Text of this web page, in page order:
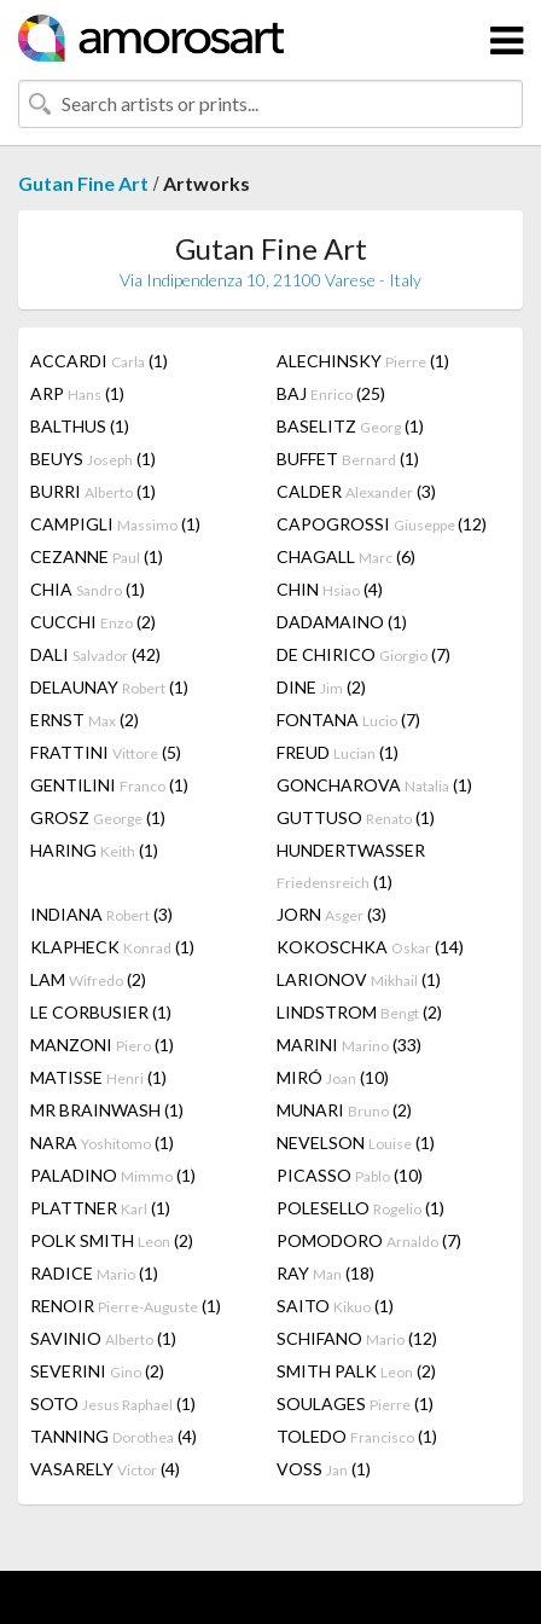
Gutan Fine Art /Artworks
Gutan Fine Art
Via Indipendenza 10, 21100 Varese - Italy
ACCARDI Carla (1) ALECHINSKY Pierre (1)
ARP Hans (1) BAJ Enrico (25)
BALTHUS (1) BASELITZ Georg (1)
BEUYS Joseph (1) BUFFET Bernard (1)
BURRI Alberto (1) CALDER Alexander (3)
CAMPIGLI Massimo (1) CAPOGROSSI Giuseppe(12)
CEZANNE Paul (1) CHAGALL Marc (6)
CHIA Sandro (1) CHIN Hsiao (4)
CUCCHI Enzo (2) DADAMAINO (1)
DALI Salvador (42) DE CHIRICO Giorgio (7)
DELAUNAY Robert (1) DINE Jim (2)
ERNST Max (2) FONTANA Lucio (7)
FRATTINI Vittore (5) FREUD Lucian (1)
GENTILINI Franco (1) GONCHAROVA Natalia (1)
GROSZ George (1) GUTTUSO Renato (1)
HARING Keith (1) HUNDERTWASSER
Friedensreich (1)
INDIANA Robert (3) JORN Asger (3)
KLAPHECK Konrad (1) KOKOSCHKA Oskar (14)
LAM Wifredo (2) LARIONOV Mikhail (1)
LE CORBUSIER (1) LINDSTROM Bengt (2)
MANZONI Piero (1) MARINI Marino (33)
MATISSE Henri (1) MIRÓ Joan (10)
MR BRAINWASH (1) MUNARI Bruno (2)
NARA Yoshitomo (1) NEVELSON Louise (1)
PALADINO Mimmo (1) PICASSO Pablo (10)
PLATTNER Karl (1) POLESELLO Rogelio (1)
POLK SMITH Leon (2) POMODORO Arnaldo (7)
RADICE Mario (1) RAY Man (18)
RENOIR Pierre-Auguste (1) SAITO Kikuo (1)
SAVINIO Alberto (1) SCHIFANO Mario (12)
SEVERINI Gino (2) SMITH PALK Leon (2)
SOTO Jesus Raphael (1) SOULAGES Pierre (1)
TANNING Dorothea (4) TOLEDO Francisco (1)
VASARELY Victor (4) VOSS Jan (1)